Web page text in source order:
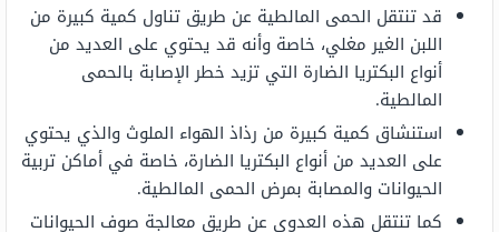
قد تنتقل الحمى المالطية عن طريق تناول كمية كبيرة من
اللبن الغير مغلي، خاصة وأنه قد يحتوي على العديد من
أنواع البكتريا الضارة التي تزيد خطر الإصابة بالحمى
المالطية.
استنشاق كمية كبيرة من رذاذ الهواء الملوث والذي يحتوي
على العديد من أنواع البكتريا الضارة، خاصة في أماكن تربية
الحيوانات والمصابة بمرض الحمى المالطية.
كما تنتقل هذه العدوى عن طريق معالجة صوف الحيوانات